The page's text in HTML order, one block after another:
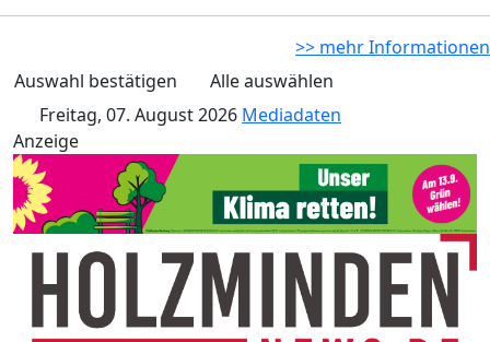
>> mehr Informationen
Auswahl bestätigen
Alle auswählen
Freitag, 07. August 2026 Mediadaten
Anzeige